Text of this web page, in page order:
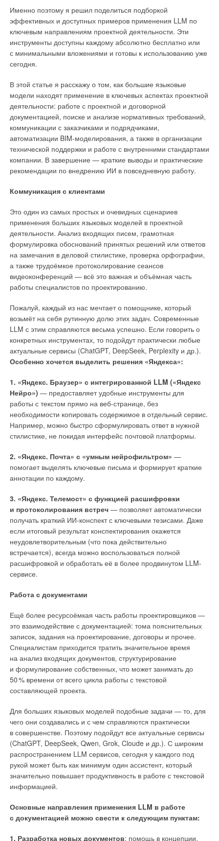
Именно поэтому я решил поделиться подборкой
эффективных и доступных примеров применения LLM по
ключевым направлениям проектной деятельности. Эти
инструменты доступны каждому абсолютно бесплатно или
с минимальными вложениями и готовы к использованию уже
сегодня.
В этой статье я расскажу о том, как большие языковые
модели находят применение в ключевых аспектах проектной
деятельности: работе с проектной и договорной
документацией, поиске и анализе нормативных требований,
коммуникации с заказчиками и подрядчиками,
автоматизации BIM-моделирования, а также в организации
технической поддержки и работе с внутренними стандартами
компании. В завершение — краткие выводы и практические
рекомендации по внедрению ИИ в повседневную работу.
Коммуникация с клиентами
Это один из самых простых и очевидных сценариев
применения больших языковых моделей в проектной
деятельности. Анализ входящих писем, грамотная
формулировка обоснований принятых решений или ответов
на замечания в деловой стилистике, проверка орфографии,
а также трудоёмкое протоколирование сеансов
видеоконференций — всё это важная и объёмная часть
работы специалистов по проектированию.
Пожалуй, каждый из нас мечтает о помощнике, который
возьмёт на себя рутинную долю этих задач. Современные
LLM с этим справляются весьма успешно. Если говорить о
конкретных инструментах, то подойдут практически любые
актуальные сервисы (ChatGPT, DeepSeek, Perplexity и др.).
Особенно хочется выделить решения «Яндекса»:
1. «Яндекс. Браузер» с интегрированной LLM («Яндекс
Нейро») — предоставляет удобные инструменты для
работы с текстом прямо на веб-странице, без
необходимости копировать содержимое в отдельный сервис.
Например, можно быстро сформулировать ответ в нужной
стилистике, не покидая интерфейс почтовой платформы.
2. «Яндекс. Почта» с «умным нейрофильтром» —
помогает выделять ключевые письма и формирует краткие
аннотации по каждому.
3. «Яндекс. Телемост» с функцией расшифровки
и протоколирования встреч — позволяет автоматически
получать краткий ИИ-конспект с ключевыми тезисами. Даже
если итоговый результат конспектирования окажется
неудовлетворительным (что пока действительно
встречается), всегда можно воспользоваться полной
расшифровкой и обработать её в более продвинутом LLM-
сервисе.
Работа с документами
Ещё более ресурсоёмкая часть работы проектировщиков —
это взаимодействие с документацией: тома пояснительных
записок, задания на проектирование, договоры и прочее.
Специалистам приходится тратить значительное время
на анализ входящих документов, структурирование
и формулирование собственных, что может занимать до
50% времени от всего цикла работы с текстовой
составляющей проекта.
Для больших языковых моделей подобные задачи — то, для
чего они создавались и с чем справляются практически
в совершенстве. Поэтому подойдут все актуальные сервисы
(ChatGPT, DeepSeek, Qwen, Grok, Cloude и др.). С широким
распространением LLM сервисов, сегодня у каждого под
рукой может быть как минимум один ассистент, который
значительно повышает продуктивность в работе с текстовой
информацией.
Основные направления применения LLM в работе
с документацией можно свести к следующим пунктам:
1. Разработка новых документов: помощь в концепции,
и Иордании.
Британиятакже располагала акведуками, хотя
на сегодняшний день сохранились лишь их фрагменты.
Последние исследования римских акведуков: новые
данные о системе водоснабжения Арля
Исследовательский проект ROMAQ, основанный учёными из
университетов Майнца, Оксфорда и Инсбрука, представляет
древнеримской гидравлической инженерии. Работа,
опубликованная 28 июня 2025 года в журнале
Geoarchaeology, раскрывает сложную историю системы
водоснабжения римского города Арля (лат.Arelate, фр.
Arles, расположен на юго-востоке Франции в регионе
Прованс) через анализ карбонатных отложений —
Вместо традиционного анализа отдельных структур учёные
исследовали всю систему водоснабжения Арля как единый
комплекс, включающий несколько акведуков, цистерны
и взаимосвязанные системы распределения воды.
Ключевым инновационным элементом стало использование
карбонатных отложений — известкового налёта,
накапливавшегося в трубах и каналах акведуков. Эти
кольца», каждый слой которых содержит химические
сигнатуры, отражающие характеристики источника воды, её
качество, информацию о потоках и процедурах технического
обслуживания на протяжении десятилетий и столетий.
императоре Константине Великом в IV веке н.э.
Исследователи ROMAQ обнаружили здесь на потолке